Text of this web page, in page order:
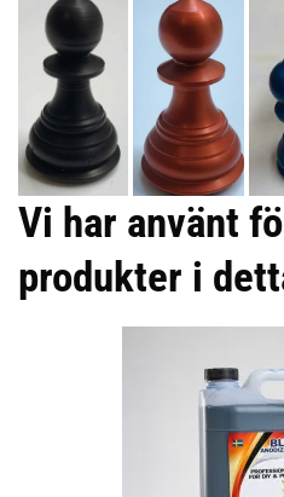
Vi har använt
produkter i